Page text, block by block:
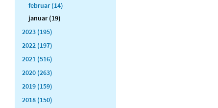
februar (14)
januar (19)
2023 (195)
2022 (197)
2021 (516)
2020 (263)
2019 (159)
2018 (150)